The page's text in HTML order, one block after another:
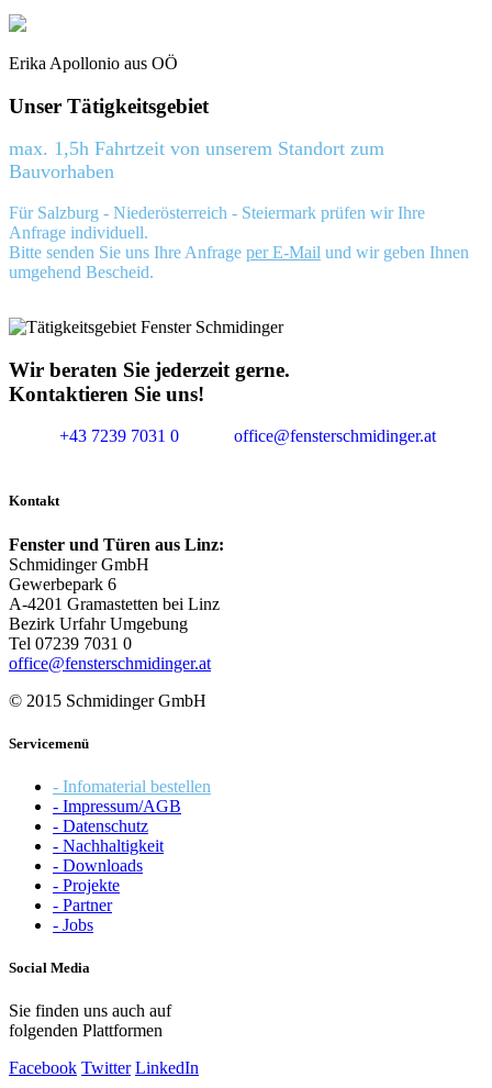
Erika Apollonio aus OÖ
Unser Tätigkeitsgebiet
max. 1,5h Fahrtzeit von unserem Standort zum
Bauvorhaben
Für Salzburg - Niederösterreich - Steiermark prüfen wir Ihre
Anfrage individuell.
Bitte senden Sie uns Ihre Anfrage per E-Mail und wir geben Ihnen
umgehend Bescheid.
Wir beraten Sie jederzeit gerne.
Kontaktieren Sie uns!
+43 7239 7031 0 office@fensterschmidinger.at
Kontakt
Fenster und Türen aus Linz:
Schmidinger GmbH
Gewerbepark 6
A-4201 Gramastetten bei Linz
Bezirk Urfahr Umgebung
Tel 07239 7031 0
office@fensterschmidinger.at
© 2015 Schmidinger GmbH
Servicemenü
- Infomaterial bestellen
- Impressum/AGB
- Datenschutz
- Nachhaltigkeit
- Downloads
- Projekte
- Partner
- Jobs
Social Media
Sie finden uns auch auf
folgenden Plattformen
Facebook Twitter LinkedIn